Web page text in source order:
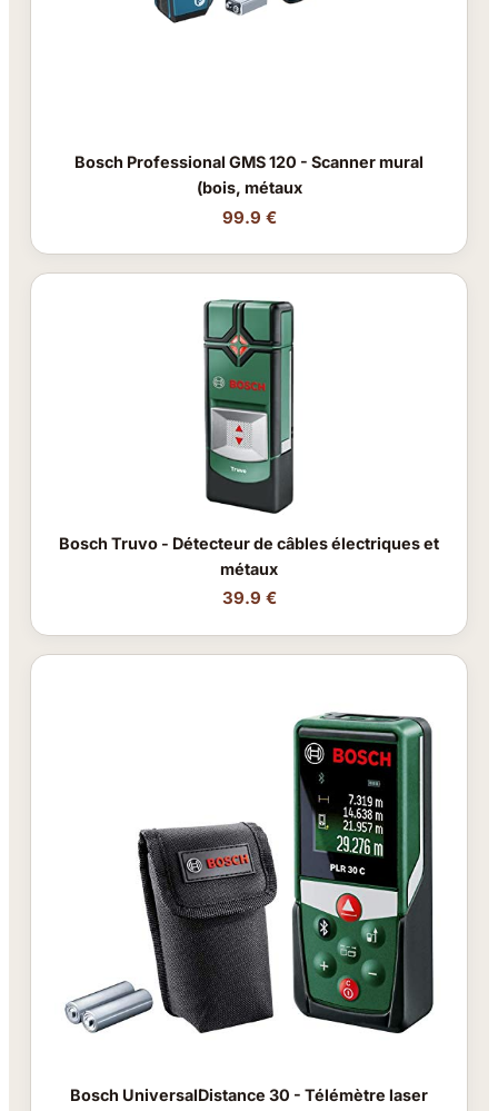
Bosch Professional GMS 120 - Scanner mural
(bois, métaux
99.9 €
Bosch Truvo - Détecteur de câbles électriques et
métaux
39.9 €
Bosch UniversalDistance 30 - Télémètre laser